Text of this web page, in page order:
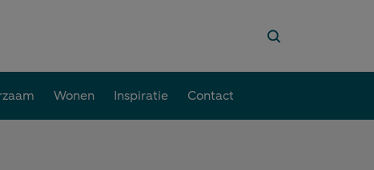
Wonen Inspiratie Contact